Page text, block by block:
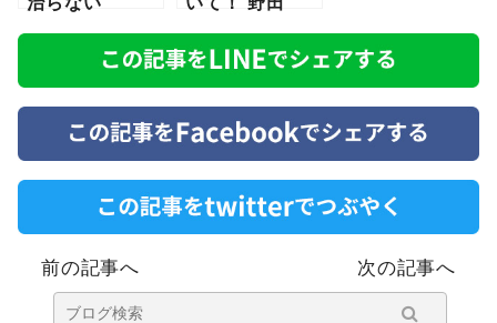
市・流山・柏・
千葉県
前の記事へ 次の記事へ